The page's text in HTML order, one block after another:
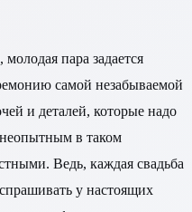
пара задается
самой незабываемой
и деталей, которые надо
неопытным в таком
Ведь, каждая свадьба
у настоящих